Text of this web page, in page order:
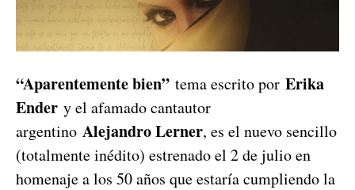
“Aparentemente bien” tema escrito por Erika
Ender y el afamado cantautor
argentino Alejandro Lerner, es el nuevo sencillo
(totalmente inédito) estrenado el 2 de julio en
homenaje a los 50 años que estaría cumpliendo la